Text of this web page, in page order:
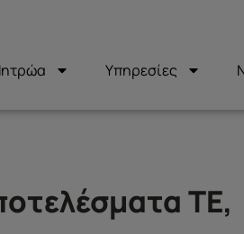
Υπηρεσίες
ΤΕ,